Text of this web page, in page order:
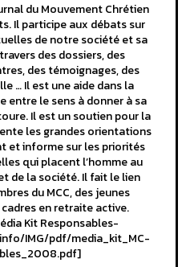
du Mouvement Chrétien
Il participe aux débats sur
de notre société et sa
des dossiers, des
des témoignages, des
… Il est une aide dans la
entre le sens à donner à sa
Il est un soutien pour la
les grandes orientations
et informe sur les priorités
qui placent l’homme au
de la société. Il fait le lien
du MCC, des jeunes
en retraite active.
Kit Responsables-
IMG/pdf/media_kit_MC-